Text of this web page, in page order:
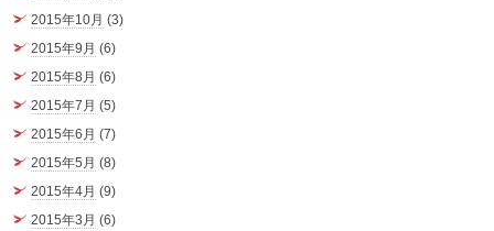
2015年10月 (3)
2015年9月 (6)
2015年8月 (6)
2015年7月 (5)
2015年6月 (7)
2015年5月 (8)
2015年4月 (9)
2015年3月 (6)